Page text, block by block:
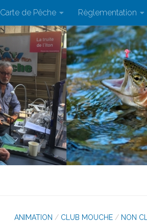
Carte de Pêche Règlementation
ANIMATION / CLUB MOUCHE / NON